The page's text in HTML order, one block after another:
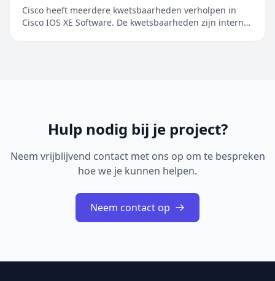
Cisco heeft meerdere kwetsbaarheden verholpen in
Cisco IOS XE Software. De kwetsbaarheden zijn intern
Hulp nodig bij je project?
Neem vrijblijvend contact met ons op om te bespreken
hoe we je kunnen helpen.
Neem contact op